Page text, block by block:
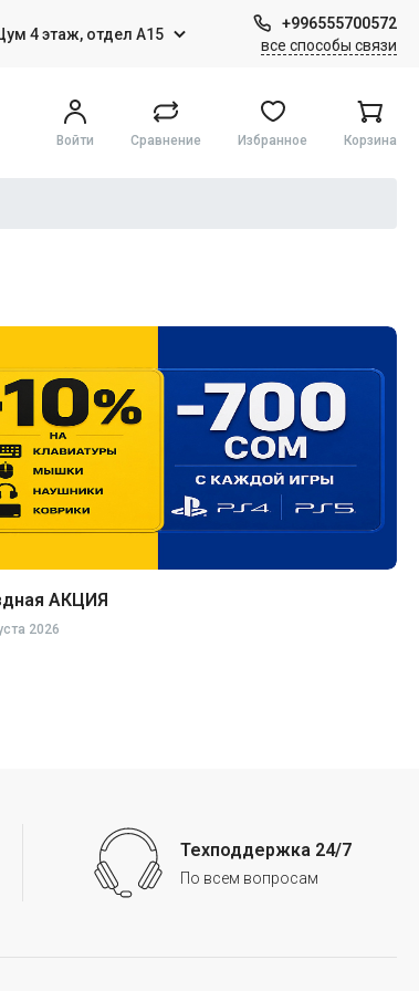
4 этаж, отдел А15
+996555700572
все способы связи
Войти Сравнение Избранное Корзина
АКЦИЯ
2026
Техподдержка 24/7
По всем вопросам